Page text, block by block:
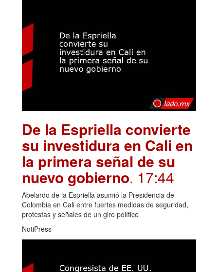
De la Espriella convierte
su investidura en Cali en
la primera señal de su
nuevo gobierno. 17:44
Abelardo de la Espriella asumió la Presidencia de
Colombia en Cali entre fuertes medidas de seguridad,
protestas y señales de un giro político
NotiPress